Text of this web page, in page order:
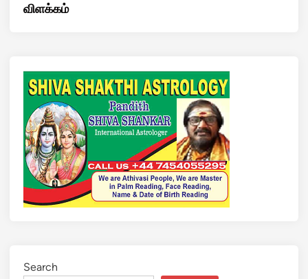
விளக்கம்
Search